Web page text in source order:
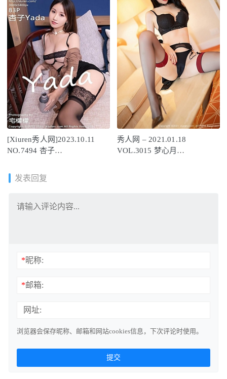
[Xiuren秀人网]2023.10.11
NO.7494 杏子
秀人网 – 2021.01.18
VOL.3015 梦心月
发表回复
*昵称:
*邮箱:
网址:
浏览器会保存昵称、邮箱和网站cookies信息，下次评论时使用。